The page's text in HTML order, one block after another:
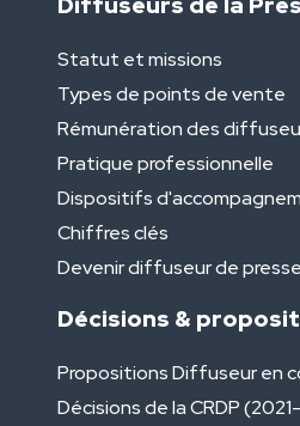
Statut et missions
Types de points de vente
Rémunération des
Pratique professionnelle
Dispositifs
Chiffres clés
Devenir diffuseur de presse
Décisions &
Propositions Diffuseur en
Décisions de la CRDP